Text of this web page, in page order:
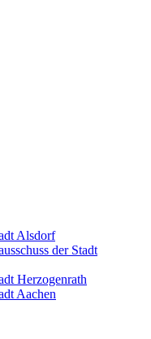
Alsdorf
der Stadt
Herzogenrath
Aachen